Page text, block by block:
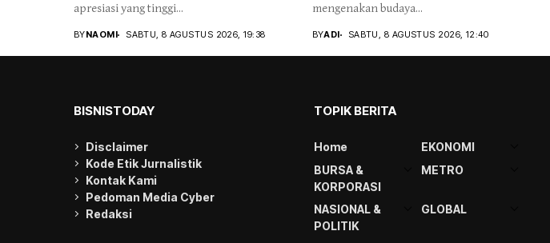
apresiasi yang tinggi...
BYNAOMI SABTU, 8 AGUSTUS 2026, 19:38
mengenakan budaya...
BYADI SABTU, 8 AGUSTUS 2026, 12:40
BISNISTODAY
Disclaimer
Kode Etik Jurnalistik
Kontak Kami
Pedoman Media Cyber
Redaksi
TOPIK BERITA
Home
EKONOMI
BURSA &
KORPORASI
METRO
NASIONAL &
POLITIK
GLOBAL